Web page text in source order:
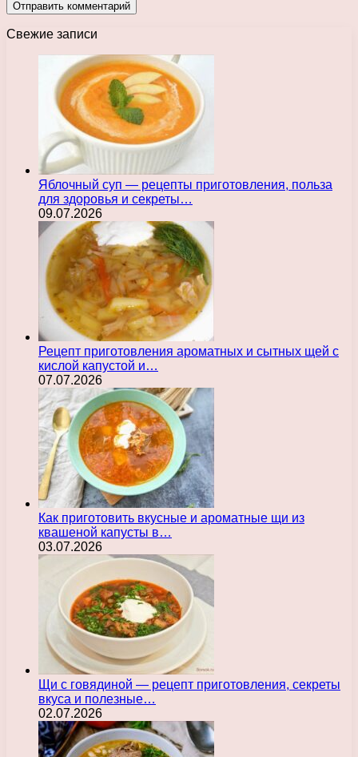
Свежие записи
Яблочный суп — рецепты приготовления, польза
для здоровья и секреты…
09.07.2026
Рецепт приготовления ароматных и сытных щей с
кислой капустой и…
07.07.2026
Как приготовить вкусные и ароматные щи из
квашеной капусты в…
03.07.2026
Щи с говядиной — рецепт приготовления, секреты
вкуса и полезные…
02.07.2026